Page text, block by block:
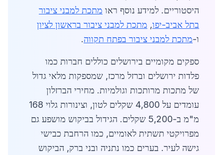
היסטוריים. למידע נוסף ראו מתכת למבני ציבור
בתל אביב-יפו, מתכת למבני ציבור בראשון לציון
ו-מתכת למבני ציבור בפתח תקווה.
ספקים מקומיים בירושלים כוללים חברות כמו
פלדות ירושלים וברזל מרכז, שמספקות מלאי גדול
של מתכות מרותכות וגולמיות. מחירי הברזלון
עומדים על 4,800 שקלים לטון, וצינורות גלוי 168
מ"מ ב-5,200 שקלים. הגידול בביקוש מושפע גם
מפרויקטי תשתית לאומיים, כמו הרחבת כבישי
גישה לעיר. בערים כמו נתניה ובני ברק, הביקוש